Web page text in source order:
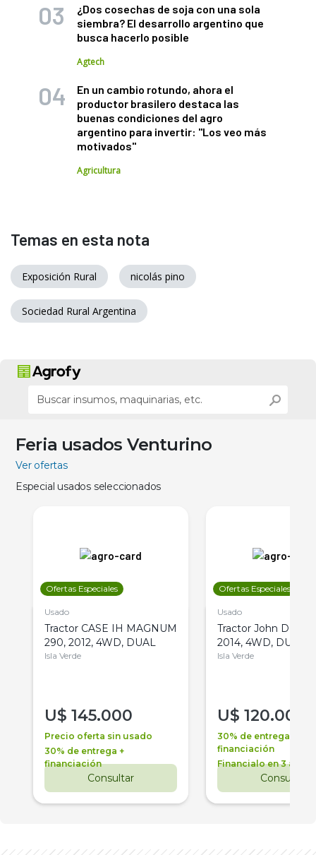
¿Dos cosechas de soja con una sola
siembra? El desarrollo argentino que
busca hacerlo posible
Agtech
En un cambio rotundo, ahora el
productor brasilero destaca las
buenas condiciones del agro
argentino para invertir: "Los veo más
motivados"
Agricultura
Temas en esta nota
Exposición Rural nicolás pino
Sociedad Rural Argentina
Feria usados Venturino
Ver ofertas
Especial usados seleccionados
Ofertas Especiales
Usado
Tractor CASE IH MAGNUM
290, 2012, 4WD, DUAL
Isla Verde
U$ 145.000
Precio oferta sin usado
30% de entrega +
financiación
Consultar
Ofertas Especiales
Usado
Tractor John Deere
2014, 4WD, DUAL
Isla Verde
U$ 120.000
30% de entrega +
financiación
Financialo en 3 años
Consultar